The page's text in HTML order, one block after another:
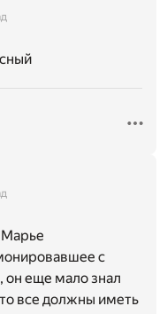
Марье
с
он еще мало знал
все должны иметь